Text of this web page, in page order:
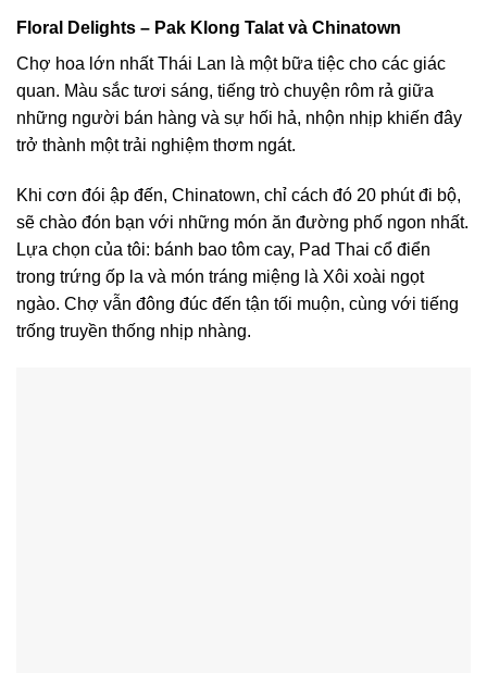
Floral Delights – Pak Klong Talat và Chinatown
Chợ hoa lớn nhất Thái Lan là một bữa tiệc cho các giác
quan. Màu sắc tươi sáng, tiếng trò chuyện rôm rả giữa
những người bán hàng và sự hối hả, nhộn nhịp khiến đây
trở thành một trải nghiệm thơm ngát.
Khi cơn đói ập đến, Chinatown, chỉ cách đó 20 phút đi bộ,
sẽ chào đón bạn với những món ăn đường phố ngon nhất.
Lựa chọn của tôi: bánh bao tôm cay, Pad Thai cổ điển
trong trứng ốp la và món tráng miệng là Xôi xoài ngọt
ngào. Chợ vẫn đông đúc đến tận tối muộn, cùng với tiếng
trống truyền thống nhịp nhàng.